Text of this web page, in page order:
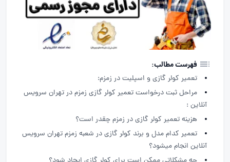
فهرست مطالب:
تعمیر کولر گازی و اسپلیت در زمزم:
مراحل ثبت درخواست تعمیر کولر گازی زمزم در تهران سرویس
آنلاین :
هزینه تعمیر کولر گازی در زمزم چقدر است؟
تعمیر کدام مدل و برند کولر گازی در شعبه زمزم تهران سرویس
آنلاین انجام میشود؟